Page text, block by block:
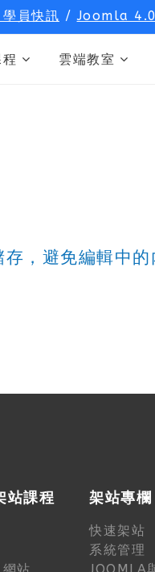
學員快訊 /Joomla
雲端教室
，避免編輯中的
站課程 架站專欄
快速架站
系統管理